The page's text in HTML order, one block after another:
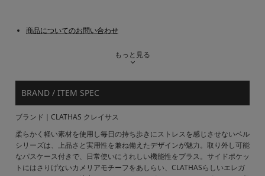
商品についてのお問い合わせ
もっと見る
BRAND / ITEM SPEC
ブランド｜CLATHAS クレイサス
柔らかく軽い素材を使用し毎日の持ち歩きにストレスを感じさせないベル
シリーズは、上品さと実用性を兼ね備えたデザインが魅力。取り外し可能
なパスケース付きで、日常使いにうれしい機能性をプラス。サイドポケッ
トにはさりげないカメリアモチーフをあしらい、CLATHASらしいエレガ